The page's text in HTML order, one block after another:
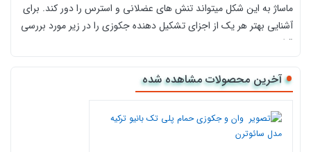
ماساژ به این شکل میتواند تنش های عضلانی و استرس را دور کند. برای
آشنایی بهتر هر یک از اجزای تشکیل دهنده جکوزی را در زیر مورد بررسی
قرار می دهیم:
آنتی باکتریال تولید شده لازم به ذکر است ورق استفاده شده در بدنه و
بوده که این خصوصیات علاوه بر مقاومت ورق در برابر جرم ، خش و ترک
خوردگی ، موجب افزایش عمر و دوام جکوزی می شود.
آخرین محصولات مشاهده شده